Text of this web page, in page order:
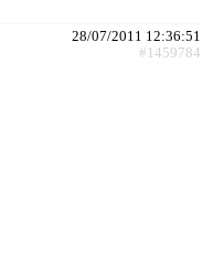
28/07/2011 12:36:51
#1459784